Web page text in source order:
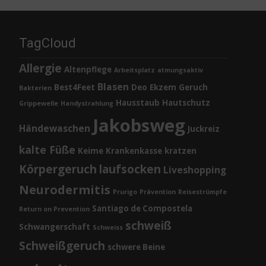
TagCloud
Allergie Altenpflege Arbeitsplatz atmungsaktiv
Bakterien Best4Feet Blasen Deo Ekzem Geruch
Grippewelle Handystrahlung Hausstaub Hautschutz
Händewaschen Jakobsweg Juckreiz
kalte Füße Keime Krankenkasse kratzen
Körpergeruch laufsocken Liveshopping
Neurodermitis Prurigo Prävention Reisestrümpfe
Return on Prevention Santiago de Compostela
Schwangerschaft Schweiss schweiß
Schweißgeruch schwere Beine